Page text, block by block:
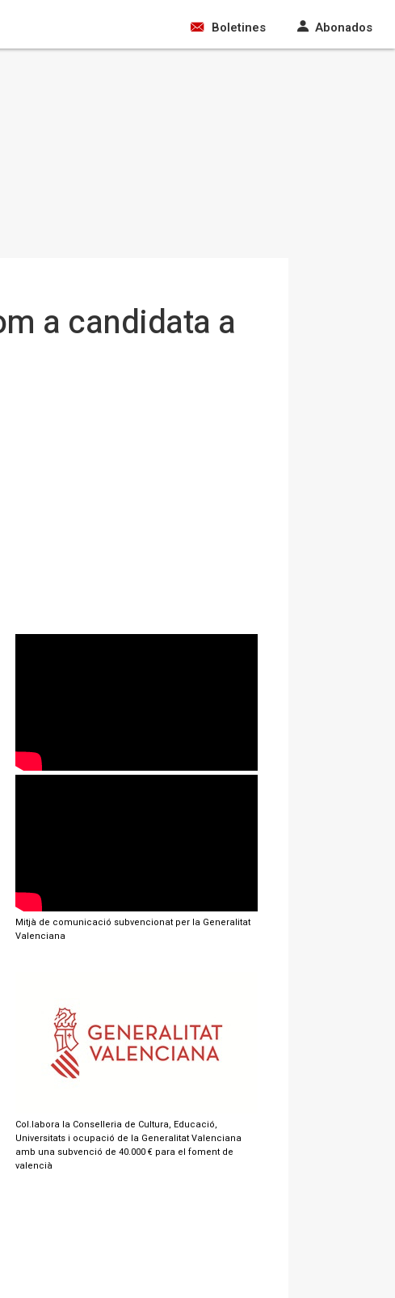
Boletines Abonados
a candidata a
Mitjà de comunicació subvencionat per la Generalitat
Valenciana
Col.labora la Conselleria de Cultura, Educació,
Universitats i ocupació de la Generalitat Valenciana
amb una subvenció de 40.000 € para el foment de
valencià